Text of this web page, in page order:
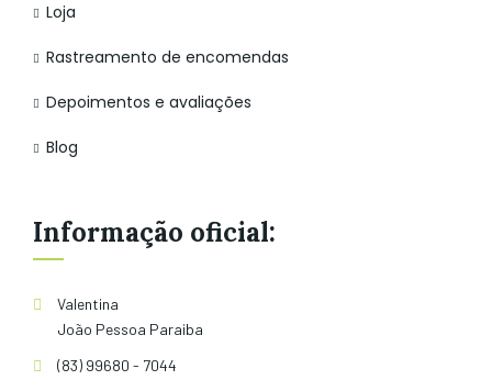
Loja
Rastreamento de encomendas
Depoimentos e avaliações
Blog
Informação oficial:
Valentina
João Pessoa Paraiba
(83) 99680 - 7044